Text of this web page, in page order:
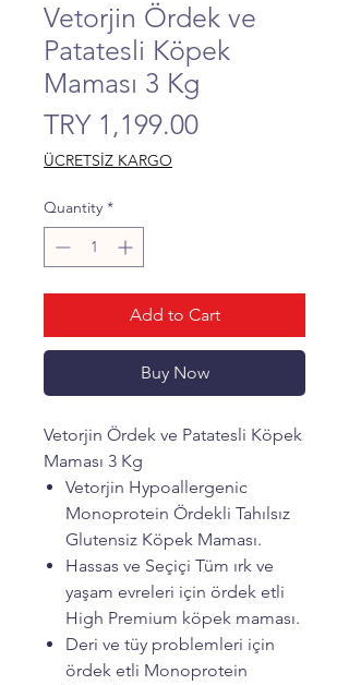
Vetorjin Ördek ve
Patatesli Köpek
Maması 3 Kg
TRY 1,199.00Price
ÜCRETSİZ KARGO
Quantity *
Add to Cart
Buy Now
Vetorjin Ördek ve Patatesli Köpek
Maması 3 Kg
Vetorjin Hypoallergenic
Monoprotein Ördekli Tahılsız
Glutensiz Köpek Maması.
Hassas ve Seçiçi Tüm ırk ve
yaşam evreleri için ördek etli
High Premium köpek maması.
Deri ve tüy problemleri için
ördek etli Monoprotein